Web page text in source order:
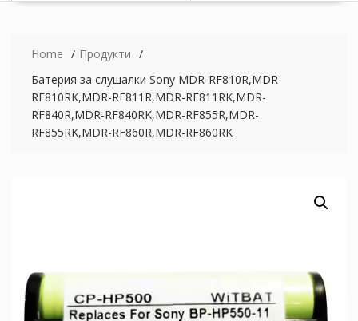
Home
Продукти
Батерия за слушалки Sony MDR-RF810R,MDR-
RF810RK,MDR-RF811R,MDR-RF811RK,MDR-
RF840R,MDR-RF840RK,MDR-RF855R,MDR-
RF855RK,MDR-RF860R,MDR-RF860RK